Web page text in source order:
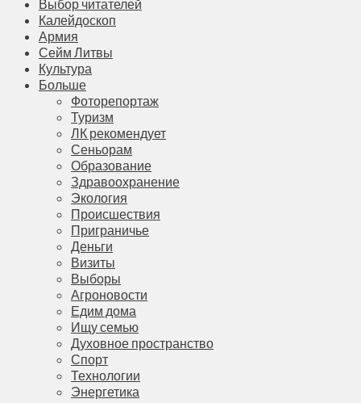
Выбор читателей
Калейдоскоп
Армия
Сейм Литвы
Культура
Больше
Фоторепортаж
Туризм
ЛК рекомендует
Сеньорам
Образование
Здравоохранение
Экология
Происшествия
Приграничье
Деньги
Визиты
Выборы
Агроновости
Едим дома
Ищу семью
Духовное пространство
Спорт
Технологии
Энергетика